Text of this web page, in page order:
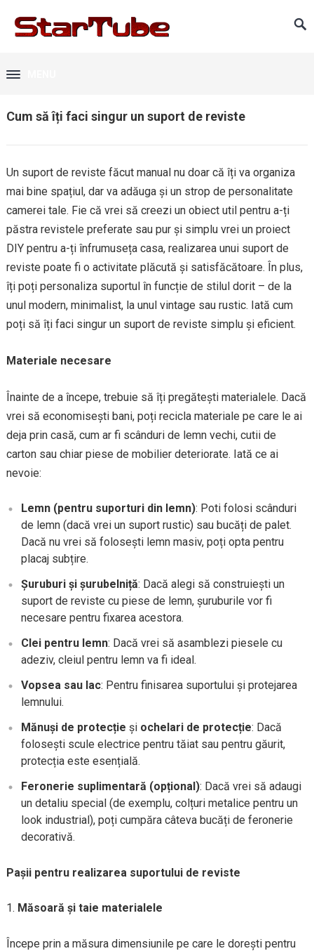
Cum să îți faci singur un suport de reviste
Un suport de reviste făcut manual nu doar că îți va organiza
mai bine spațiul, dar va adăuga și un strop de personalitate
camerei tale. Fie că vrei să creezi un obiect util pentru a-ți
păstra revistele preferate sau pur și simplu vrei un proiect
DIY pentru a-ți înfrumuseța casa, realizarea unui suport de
reviste poate fi o activitate plăcută și satisfăcătoare. În plus,
îți poți personaliza suportul în funcție de stilul dorit – de la
unul modern, minimalist, la unul vintage sau rustic. Iată cum
poți să îți faci singur un suport de reviste simplu și eficient.
Materiale necesare
Înainte de a începe, trebuie să îți pregătești materialele. Dacă
vrei să economisești bani, poți recicla materiale pe care le ai
deja prin casă, cum ar fi scânduri de lemn vechi, cutii de
carton sau chiar piese de mobilier deteriorate. Iată ce ai
nevoie:
Lemn (pentru suporturi din lemn): Poti folosi scânduri
de lemn (dacă vrei un suport rustic) sau bucăți de palet.
Dacă nu vrei să folosești lemn masiv, poți opta pentru
placaj subțire.
Șuruburi și șurubelniță: Dacă alegi să construiești un
suport de reviste cu piese de lemn, șuruburile vor fi
necesare pentru fixarea acestora.
Clei pentru lemn: Dacă vrei să asamblezi piesele cu
adeziv, cleiul pentru lemn va fi ideal.
Vopsea sau lac: Pentru finisarea suportului și protejarea
lemnului.
Mănuși de protecție și ochelari de protecție: Dacă
folosești scule electrice pentru tăiat sau pentru găurit,
protecția este esențială.
Feronerie suplimentară (opțional): Dacă vrei să adaugi
un detaliu special (de exemplu, colțuri metalice pentru un
look industrial), poți cumpăra câteva bucăți de feronerie
decorativă.
Pașii pentru realizarea suportului de reviste
Măsoară și taie materialele
Începe prin a măsura dimensiunile pe care le dorești pentru